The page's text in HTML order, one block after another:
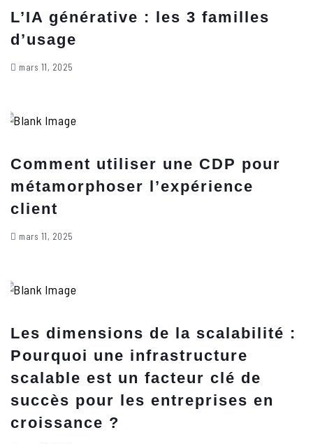
L’IA générative : les 3 familles
d’usage
mars 11, 2025
Comment utiliser une CDP pour
métamorphoser l’expérience
client
mars 11, 2025
Les dimensions de la scalabilité :
Pourquoi une infrastructure
scalable est un facteur clé de
succès pour les entreprises en
croissance ?